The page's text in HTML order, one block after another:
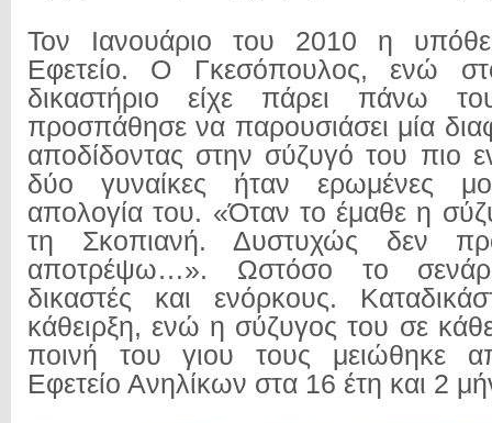
Τον Ιανουάριο του 2010 η
Εφετείο. Ο Γκεσόπουλος, ενώ
δικαστήριο είχε πάρει πάνω
προσπάθησε να παρουσιάσει μία
αποδίδοντας στην σύζυγό του πιο
δύο γυναίκες ήταν ερωμένες
απολογία του. «Όταν το έμαθε η
τη Σκοπιανή. Δυστυχώς δεν
αποτρέψω…». Ωστόσο το
δικαστές και ενόρκους.
κάθειρξη, ενώ η σύζυγος του σε
ποινή του γιου τους μειώθηκε
Εφετείο Ανηλίκων στα 16 έτη και 2